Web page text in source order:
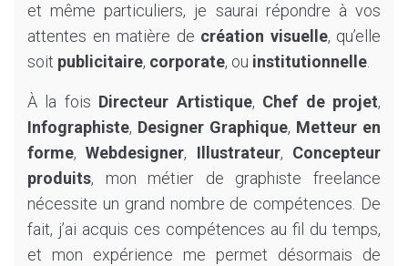
et même particuliers, je saurai répondre à vos
attentes en matière de création visuelle, qu’elle
soit publicitaire, corporate, ou institutionnelle.
À la fois Directeur Artistique, Chef de projet,
Infographiste, Designer Graphique, Metteur en
forme,Webdesigner, Illustrateur, Concepteur
produits, mon métier de graphiste freelance
nécessite un grand nombre de compétences. De
fait, j’ai acquis ces compétences au fil du temps,
et mon expérience me permet désormais de